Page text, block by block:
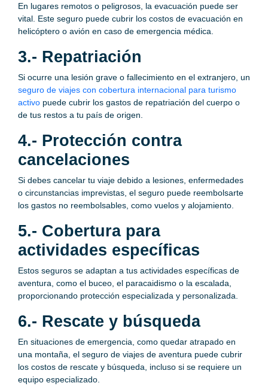
En lugares remotos o peligrosos, la evacuación puede ser
vital. Este seguro puede cubrir los costos de evacuación en
helicóptero o avión en caso de emergencia médica.
3.- Repatriación
Si ocurre una lesión grave o fallecimiento en el extranjero, un
seguro de viajes con cobertura internacional para turismo
activo puede cubrir los gastos de repatriación del cuerpo o
de tus restos a tu país de origen.
4.- Protección contra
cancelaciones
Si debes cancelar tu viaje debido a lesiones, enfermedades
o circunstancias imprevistas, el seguro puede reembolsarte
los gastos no reembolsables, como vuelos y alojamiento.
5.- Cobertura para
actividades específicas
Estos seguros se adaptan a tus actividades específicas de
aventura, como el buceo, el paracaidismo o la escalada,
proporcionando protección especializada y personalizada.
6.- Rescate y búsqueda
En situaciones de emergencia, como quedar atrapado en
una montaña, el seguro de viajes de aventura puede cubrir
los costos de rescate y búsqueda, incluso si se requiere un
equipo especializado.